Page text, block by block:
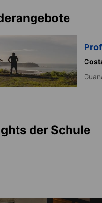
der Schule